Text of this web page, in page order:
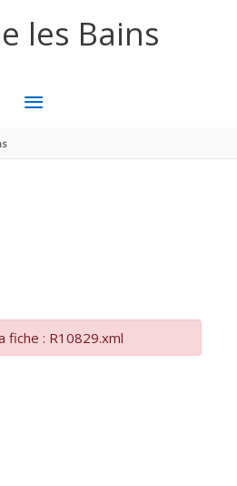
les Bains
MENU
fiche : R10829.xml